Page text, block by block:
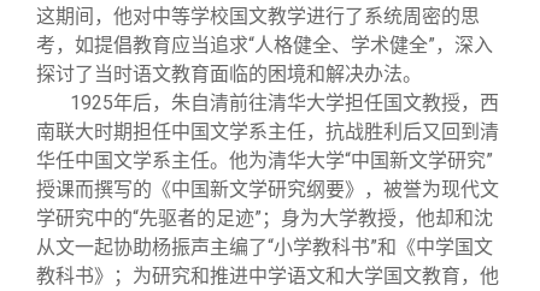
校友讲坛
校友视界
实用信息
总会章程
理事会名单
制度法规
联系我们
这期间，他对中等学校国文教学进行了系统周密的思
考，如提倡教育应当追求“人格健全、学术健全”，深入
探讨了当时语文教育面临的困境和解决办法。
1925年后，朱自清前往清华大学担任国文教授，西
南联大时期担任中国文学系主任，抗战胜利后又回到清
华任中国文学系主任。他为清华大学“中国新文学研究”
授课而撰写的《中国新文学研究纲要》，被誉为现代文
学研究中的“先驱者的足迹”；身为大学教授，他却和沈
从文一起协助杨振声主编了“小学教科书”和《中学国文
教科书》；为研究和推进中学语文和大学国文教育，他